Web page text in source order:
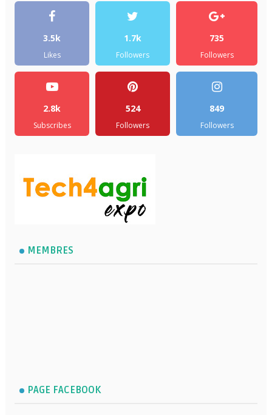
3.5k
Likes
1.7k
Followers
735
Followers
2.8k
Subscribes
524
Followers
849
Followers
MEMBRES
PAGE FACEBOOK